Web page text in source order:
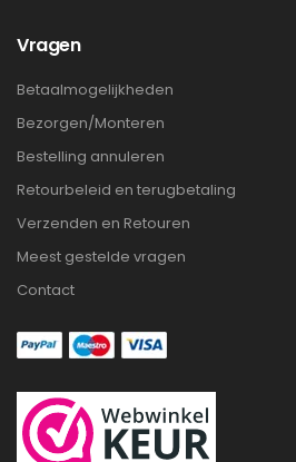
Vragen
Betaalmogelijkheden
Bezorgen/Monteren
Bestelling annuleren
Retourbeleid en terugbetaling
Verzenden en Retouren
Meest gestelde vragen
Contact